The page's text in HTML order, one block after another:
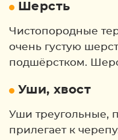
Шерсть
Чистопородные
очень густую
подшёрстком.
Уши, хвост
Уши треугольные,
прилегает к